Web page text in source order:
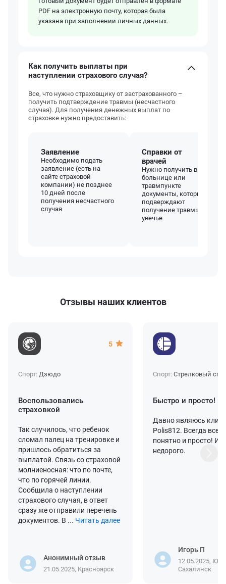
PDF на электронную почту, которая была
указана при заполнении личных данных.
Как получить выплаты при
наступлении страхового случая?
Все, что нужно страховщику от застрахованного –
получить подтверждение травмы (несчастного
случая). Для получения денежных выплат по
страховке нужно предоставить:
Заявление
Необходимо подать
заявление (есть на
сайте страховой
компании) не позднее
10 дней после
получения несчастного
случая
Справки от
врачей
Нужно получить в
больнице или
травмпункте
документы, которые
подверждают
получение травмы или
увечье
Отзывы наших клиентов
5
Спорт: Дзюдо
Воспользовались
страховкой
Так случилось, что ребенок
сломал палец на тренировке и
пришлось обратиться за
выплатой. Связь со страховой
молниеносная: что по почте,
что по горячей линии.
Сообщила о наступлении
страхового случая, в ответ
сразу же отправили перечень
документов. В ... Читать далее
Анонимный отзыв
21.05.2025, Красноярск
Спорт: Стрелковый
Быстро и просто!
Давно являюсь
Polis812. Всегда все
понятно и просто! И,
недорого.
Игорь П
12.05.2025,
Сахалинск